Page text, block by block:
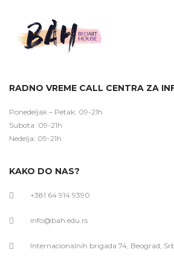
RADNO VREME CALL CENTRA ZA
Ponedeljak – Petak: 09-21h
Subota: 09-21h
Nedelja: 09-21h
KAKO DO NAS?
+381 64 914 9390
info@bah.edu.rs
Internacionalnih brigada 74, Beograd,